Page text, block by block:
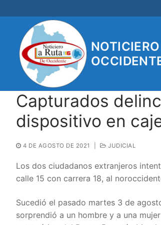
al
contenido
Capturados
dispositivo en
4 DE AGOSTO DE 2021 JUDICIAL
Los dos ciudadanos extranjeros
calle 15 con carrera 18, al
Sucedió el pasado martes 3 de
sorprendió a un hombre y a una